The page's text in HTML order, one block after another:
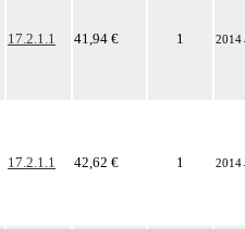
17.2.1.1 41,94 € 1 2014
17.2.1.1 42,62 € 1 2014